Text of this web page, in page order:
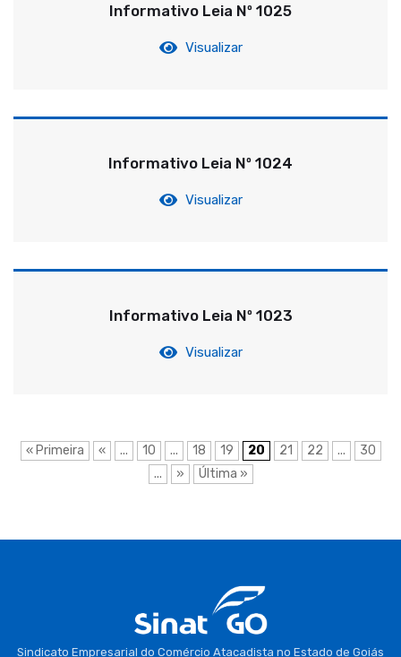
Informativo Leia Nº 1025
Visualizar
Informativo Leia Nº 1024
Visualizar
Informativo Leia Nº 1023
Visualizar
« Primeira « ... 10 ... 18 19 20 21 22 ...
30
...
» Última »
Sindicato Empresarial do Comércio Atacadista no Estado de Goiás